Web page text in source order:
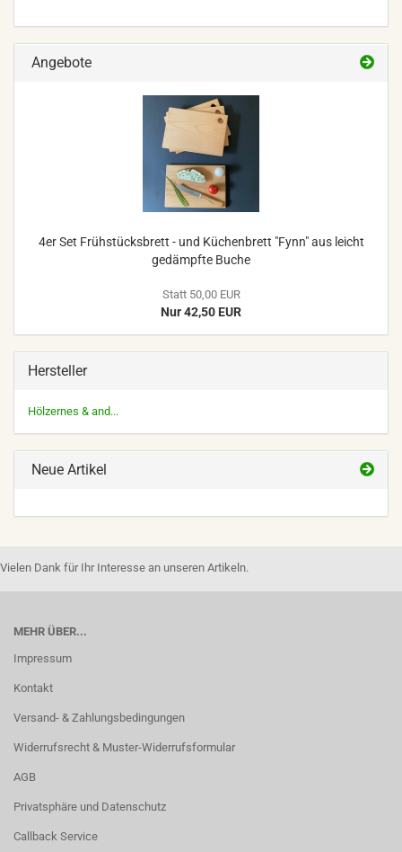
Angebote
4er Set Frühstücksbrett - und Küchenbrett "Fynn" aus leicht
gedämpfte Buche
Statt 50,00 EUR
Nur 42,50 EUR
Hersteller
Hölzernes & and...
Neue Artikel
Vielen Dank für Ihr Interesse an unseren Artikeln.
MEHR ÜBER...
Impressum
Kontakt
Versand- & Zahlungsbedingungen
Widerrufsrecht & Muster-Widerrufsformular
AGB
Privatsphäre und Datenschutz
Callback Service